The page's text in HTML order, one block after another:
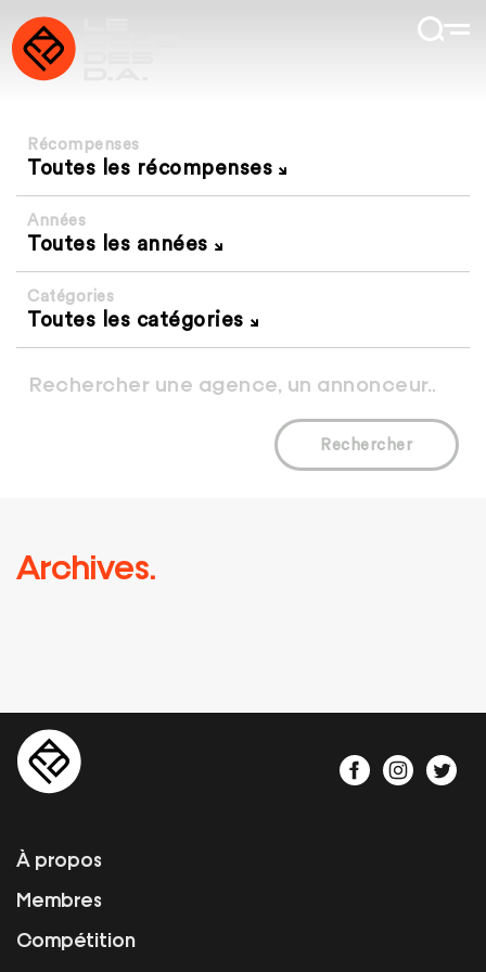
Récompenses
Toutes les récompenses
Années
Toutes les années
Catégories
Toutes les catégories
Rechercher
Archives.
À propos
Membres
Compétition